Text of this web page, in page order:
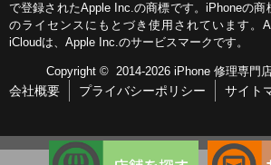
で登録されたApple Inc.の商標です。iPhoneの商
のライセンスにもとづき使用されています。
iCloudは、Apple Inc.のサービスマークです。
Copyright © 2014-2026 iPhone 修理専門
会社概要 プライバシーポリシー サイト